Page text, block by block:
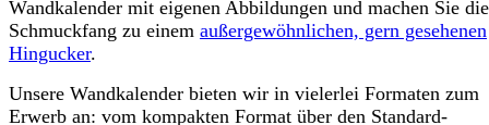
Wandkalender mit eigenen Abbildungen und machen Sie
Schmuckfang zu einem außergewöhnlichen, gern gesehenen
Hingucker.
Unsere Wandkalender bieten wir in vielerlei Formaten zum
Erwerb an: vom kompakten Format über den Standard-